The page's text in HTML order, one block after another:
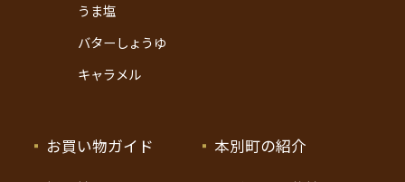
うま塩
バターしょうゆ
キャラメル
お買い物ガイド
本別町の紹介